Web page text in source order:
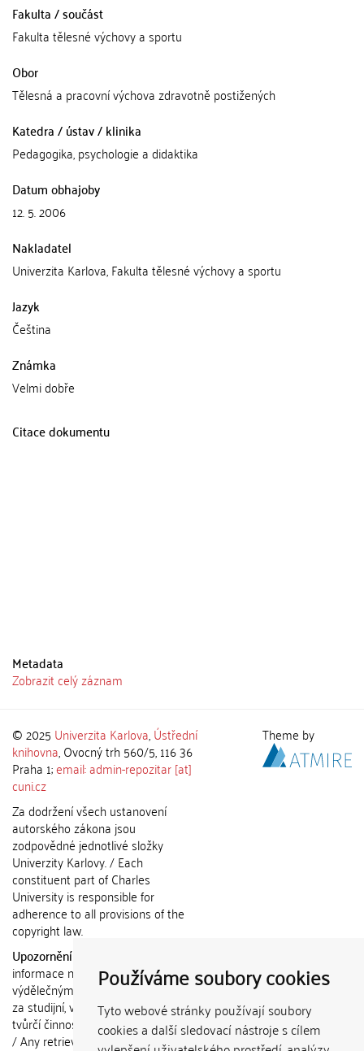
Používáme soubory cookies
Tyto webové stránky používají soubory
cookies a další sledovací nástroje s cílem
Fakulta / součást
Fakulta tělesné výchovy a sportu
Obor
Tělesná a pracovní výchova zdravotně postižených
Katedra / ústav / klinika
Pedagogika, psychologie a didaktika
Datum obhajoby
12. 5. 2006
Nakladatel
Univerzita Karlova, Fakulta tělesné výchovy a sportu
Jazyk
Čeština
Známka
Velmi dobře
Citace dokumentu
Metadata
Zobrazit celý záznam
© 2025 Univerzita Karlova,Ústřední
knihovna, Ovocný trh 560/5, 116 36
Praha 1;email: admin-repozitar [at]
cuni.cz
Za dodržení všech ustanovení
autorského zákona jsou
zodpovědné jednotlivé složky
Univerzity Karlovy. / Each
constituent part of Charles
University is responsible for
adherence to all provisions of the
copyright law.
Upozornění / Notice:
informace nemohou být použity k
výdělečným účelům nebo vydávány
za studijní, vědeckou nebo jinou
tvůrčí činnost jiné osoby než autora.
/ Any retrieved information shall not
Theme by